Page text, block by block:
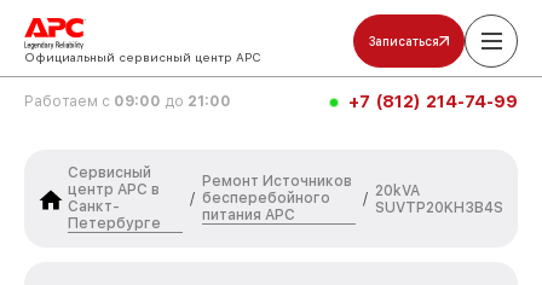
Официальный сервисный центр APC
Записаться
Работаем с 09:00 до 21:00 +7 (812) 214-74-99
Сервисный
центр APC в
Санкт-
Петербурге
/
Ремонт Источников
бесперебойного
питания APC
/ 20kVA
SUVTP20KH3B4S